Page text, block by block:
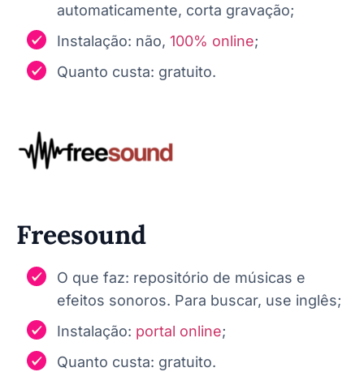
automaticamente, corta gravação;
Instalação: não, 100% online;
Quanto custa: gratuito.
Freesound
O que faz: repositório de músicas e
efeitos sonoros. Para buscar, use inglês;
Instalação: portal online;
Quanto custa: gratuito.